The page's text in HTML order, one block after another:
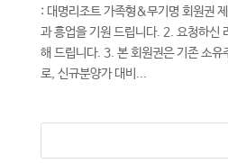
: 대명리조트 가족형&무기명 회원권
과 흥업을 기원 드립니다. 2. 요청하신
해 드립니다. 3. 본 회원권은 기존 소유
로, 신규분양가 대비...